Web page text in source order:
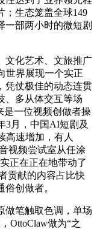
；生态笼盖全球149
一部两小时的微短剧
化艺术、文旅推广
世界展现一个实正
凭仗极佳的动态连贯
、多从体交互等场
是一位视频创做者操
3月，中国AI短剧及
高速增加，有人
视频尝试室从任涂
正在正在地带动了
贡献的内容占比快
创做者。
笔触取色调，单场
OttoClaw做为“之